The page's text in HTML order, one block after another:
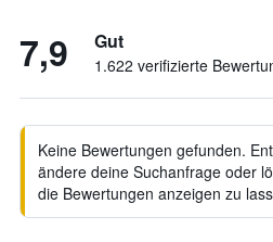
7,9 Gut
1.622 verifizierte
Keine Bewertungen gefunden.
ändere deine Suchanfrage oder
die Bewertungen anzeigen zu